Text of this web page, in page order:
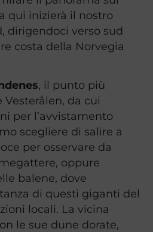
qui inizierà il nostro
dirigendoci verso sud
costa della Norvegia
, il punto più
da cui
per l’avvistamento
scegliere di salire a
per osservare da
oppure
balene, dove
di questi giganti del
locali. La vicina
le sue dune dorate,